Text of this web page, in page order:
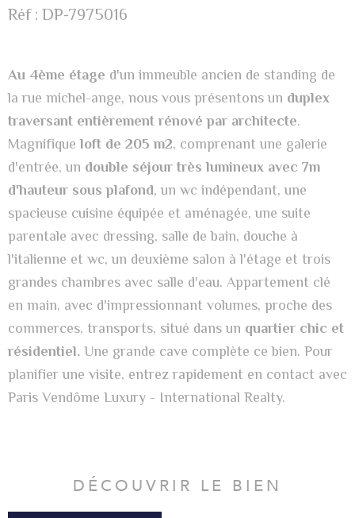
Réf : DP-7975016
Au 4ème étage d'un immeuble ancien de standing de
la rue michel-ange, nous vous présentons un duplex
traversant entièrement rénové par architecte.
Magnifiqueloft de 205 m2, comprenant une galerie
d'entrée, un double séjour très lumineux avec 7m
d'hauteur sous plafond, un wc indépendant, une
spacieuse cuisine équipée et aménagée, une suite
parentale avec dressing, salle de bain, douche à
l'italienne et wc, un deuxième salon à l'étage et trois
grandes chambres avec salle d'eau. Appartement clé
en main, avec d'impressionnant volumes, proche des
commerces, transports, situé dans un quartier chic et
résidentiel. Une grande cave complète ce bien. Pour
planifier une visite, entrez rapidement en contact avec
Paris Vendôme Luxury - International Realty.
DÉCOUVRIR LE BIEN